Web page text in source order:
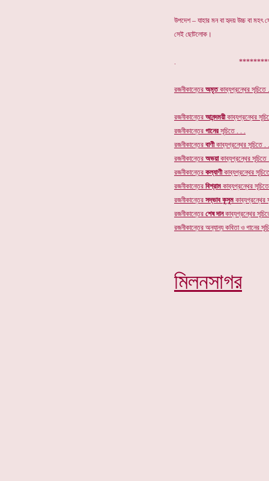
উপদেশ – যাহার মন বা হৃদয় উচ্চ বা
সেই ছোটলোক।
.
রজনীকান্তের অমৃতকাব্যগ্রন্থের সূচিতে
রজনীকান্তের আনন্দময়ীকাব্যগ্রন্থের
রজনীকান্তের গানেরসূচিতে . . .
রজনীকান্তের বাণীকাব্যগ্রন্থের সূচিতে .
রজনীকান্তের অভয়াকাব্যগ্রন্থের
রজনীকান্তের কল্যাণীকাব্যগ্রন্থের
রজনীকান্তের বিশ্রাম কাব্যগ্রন্থের
রজনীকান্তের সদ্ভাব কুসুম কাব্যগ্রন্থের
রজনীকান্তের শেষ দানকাব্যগ্রন্থের
রজনীকান্তের অন্যান্য কবিতা ও গানের
মিলনসাগর